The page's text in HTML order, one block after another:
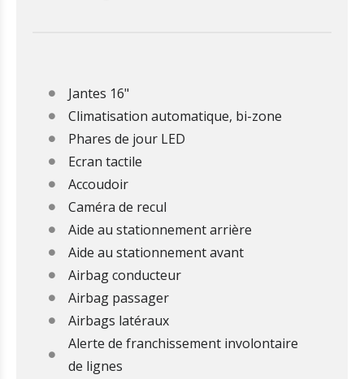
Jantes 16"
Climatisation automatique, bi-zone
Phares de jour LED
Ecran tactile
Accoudoir
Caméra de recul
Aide au stationnement arrière
Aide au stationnement avant
Airbag conducteur
Airbag passager
Airbags latéraux
Alerte de franchissement involontaire
de lignes